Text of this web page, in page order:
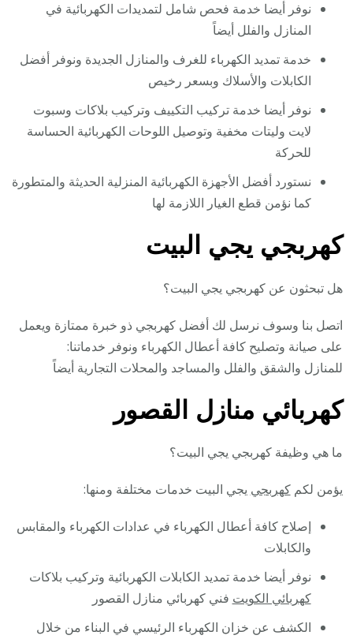
نوفر أيضا خدمة فحص شامل لتمديدات الكهربائية في
المنازل والفلل أيضاً
خدمة تمديد الكهرباء للغرف والمنازل الجديدة ونوفر أفضل
الكابلات والأسلاك وبسعر رخيص
نوفر أيضا خدمة تركيب التكييف وتركيب بلاكات وسبوت
لايت وليتات مخفية وتوصيل اللوحات الكهربائية الحساسة
للحركة
نستورد أفضل الأجهزة الكهربائية المنزلية الحديثة والمتطورة
كما نؤمن قطع الغيار اللازمة لها
كهربجي يجي البيت
هل تبحثون عن كهربجي يجي البيت؟
اتصل بنا وسوف نرسل لك أفضل كهربجي ذو خبرة ممتازة ويعمل
على صيانة وتصليح كافة أعطال الكهرباء ونوفر خدماتنا:
للمنازل والشقق والفلل والمساجد والمحلات التجارية أيضاً
كهربائي منازل القصور
ما هي وظيفة كهربجي يجي البيت؟
يؤمن لكمكهربجي يجي البيت خدمات مختلفة ومنها:
إصلاح كافة أعطال الكهرباء في عدادات الكهرباء والمقابس
والكابلات
نوفر أيضا خدمة تمديد الكابلات الكهربائية وتركيب بلاكات
كهربائي الكويت فني كهربائي منازل القصور
الكشف عن خزان الكهرباء الرئيسي في البناء من خلال